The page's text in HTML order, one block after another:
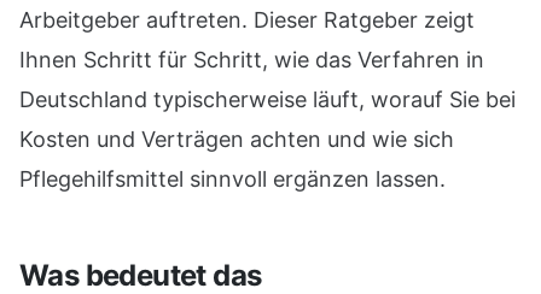
Arbeitgeber auftreten. Dieser Ratgeber zeigt
Ihnen Schritt für Schritt, wie das Verfahren in
Deutschland typischerweise läuft, worauf Sie bei
Kosten und Verträgen achten und wie sich
Pflegehilfsmittel sinnvoll ergänzen lassen.
Was bedeutet das